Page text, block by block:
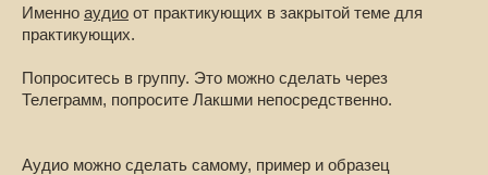
Именно аудио от практикующих в закрытой теме для
практикующих.
Попроситесь в группу. Это можно сделать через
Телеграмм, попросите Лакшми непосредственно.
Аудио можно сделать самому, пример и образец